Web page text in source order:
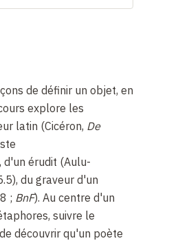
de définir un objet, en
explore les
latin (Cicéron, De
d'un érudit (Aulu-
du graveur d'un
; BnF). Au centre d'un
suivre le
découvrir qu'un poète